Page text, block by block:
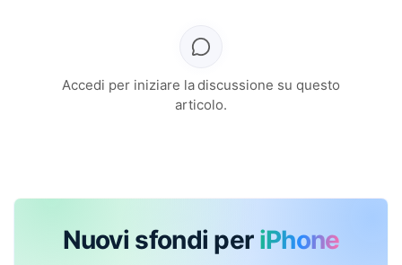
Accedi per iniziare la discussione su questo
articolo.
Nuovi sfondi per iPhone